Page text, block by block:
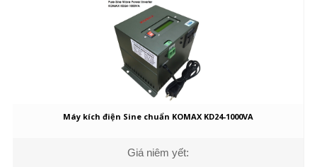
Máy kích điện Sine chuẩn KOMAX KD24-1000VA
Giá niêm yết: